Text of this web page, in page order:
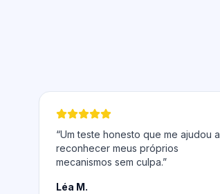
“Um teste honesto que me ajudou a
reconhecer meus próprios
mecanismos sem culpa.”
Léa M.